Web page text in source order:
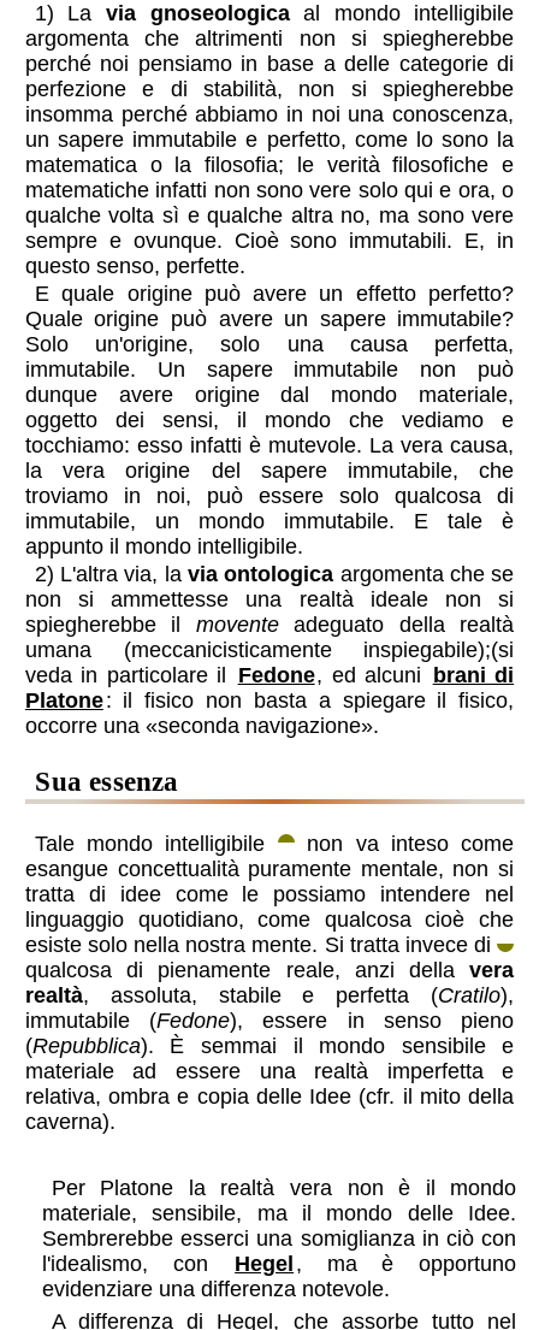
1) La via gnoseologicaal mondo intelligibile
argomenta che altrimenti non si spiegherebbe
perché noi pensiamo in base a delle categorie di
perfezione e di stabilità, non si spiegherebbe
insomma perché abbiamo in noi una conoscenza,
un sapere immutabile e perfetto, come lo sono la
matematica o la filosofia; le verità filosofiche e
matematiche infatti non sono vere solo qui e ora, o
qualche volta sì e qualche altra no, ma sono vere
sempre e ovunque. Cioè sono immutabili. E, in
questo senso, perfette.
E quale origine può avere un effetto perfetto?
Quale origine può avere un sapere immutabile?
Solo un'origine, solo una causa perfetta,
immutabile. Un sapere immutabile non può
dunque avere origine dal mondo materiale,
oggetto dei sensi, il mondo che vediamo e
tocchiamo: esso infatti è mutevole. La vera causa,
la vera origine del sapere immutabile, che
troviamo in noi, può essere solo qualcosa di
immutabile, un mondo immutabile. E tale è
appunto il mondo intelligibile.
2) L'altra via, la via ontologica argomenta che se
non si ammettesse una realtà ideale non si
spiegherebbe il moventeadeguato della realtà
umana (meccanicisticamente inspiegabile);(si
veda in particolare il
Fedone, ed alcuni
brani di
Platone: il fisico non basta a spiegare il fisico,
occorre una
seconda navigazione .
sua essenza
Tale mondo intelligibile
non va inteso come
esangue concettualità puramente mentale, non si
tratta di idee come le possiamo intendere nel
linguaggio quotidiano, come qualcosa cioè che
esiste solo nella nostra mente. Si tratta invece di
qualcosa di pienamente reale, anzi dellavera
realtà, assoluta, stabile e perfetta (Cratilo),
immutabile (Fedone), essere in senso pieno
(Repubblica). È semmai il mondo sensibile e
materiale ad essere una realtà imperfetta e
relativa, ombra e copia delle Idee (cfr. il mito della
caverna).
Per Platone la realtà vera non è il mondo
materiale, sensibile, ma il mondo delle Idee.
Sembrerebbe esserci una somiglianza in ciò con
l'idealismo, con
Hegel , ma è opportuno
evidenziare una differenza notevole.
A differenza di Hegel, che assorbe tutto nel